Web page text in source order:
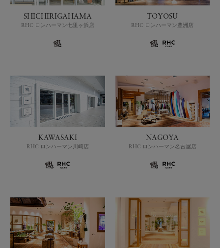
SHICHIRIGAHAMA
RHC ロンハーマン七里ヶ浜店
TOYOSU
RHC ロンハーマン豊洲店
KAWASAKI
RHC ロンハーマン川崎店
NAGOYA
RHC ロンハーマン名古屋店